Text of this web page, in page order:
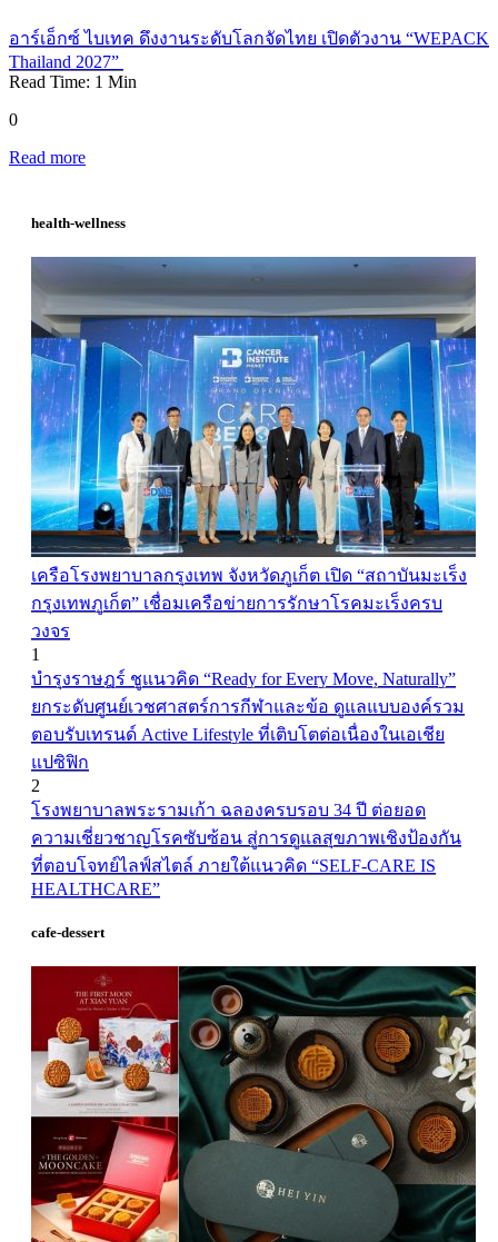
อาร์เอ็กซ์ ไบเทค ดึงงานระดับโลกจัดไทย เปิดตัวงาน “WEPACK
Thailand 2027”
Read Time: 1 Min
0
Read more
health-wellness
เครือโรงพยาบาลกรุงเทพ จังหวัดภูเก็ต เปิด “สถาบันมะเร็ง
กรุงเทพภูเก็ต” เชื่อมเครือข่ายการรักษาโรคมะเร็งครบ
วงจร
1
บำรุงราษฎร์ ชูแนวคิด “Ready for Every Move, Naturally”
ยกระดับศูนย์เวชศาสตร์การกีฬาและข้อ ดูแลแบบองค์รวม
ตอบรับเทรนด์ Active Lifestyle ที่เติบโตต่อเนื่องในเอเชีย
แปซิฟิก
2
โรงพยาบาลพระรามเก้า ฉลองครบรอบ 34 ปี ต่อยอด
ความเชี่ยวชาญโรคซับซ้อน สู่การดูแลสุขภาพเชิงป้องกัน
ที่ตอบโจทย์ไลฟ์สไตล์ ภายใต้แนวคิด “SELF-CARE IS
HEALTHCARE”
cafe-dessert